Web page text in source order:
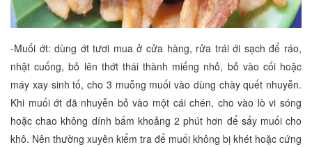
-Muối ớt: dùng ớt tươi mua ở cửa hàng, rửa trái ới sạch để ráo,
nhặt cuống, bỏ lên thớt thái thành miếng nhỏ, bỏ vào cối hoặc
máy xay sinh tố, cho 3 muỗng muối vào dùng chày quết nhuyễn.
Khi muối ớt đã nhuyễn bỏ vào một cái chén, cho vào lò vi sóng
hoặc chao không dính bấm khoảng 2 phút hơn để sấy muối cho
khô. Nên thường xuyên kiểm tra để muối không bị khét hoặc cứng